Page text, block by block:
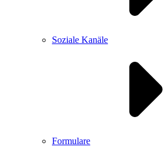
Soziale Kanäle
Formulare